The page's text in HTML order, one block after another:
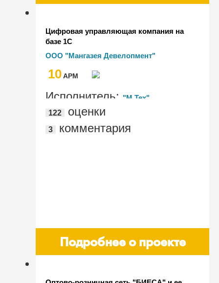
Цифровая управляющая компания на
базе 1С
ООО "Мангазея Девелопмент"
10AРМ
Исполнитель: "М Тех"
122
оценки
3 комментария
Подробнее о проекте